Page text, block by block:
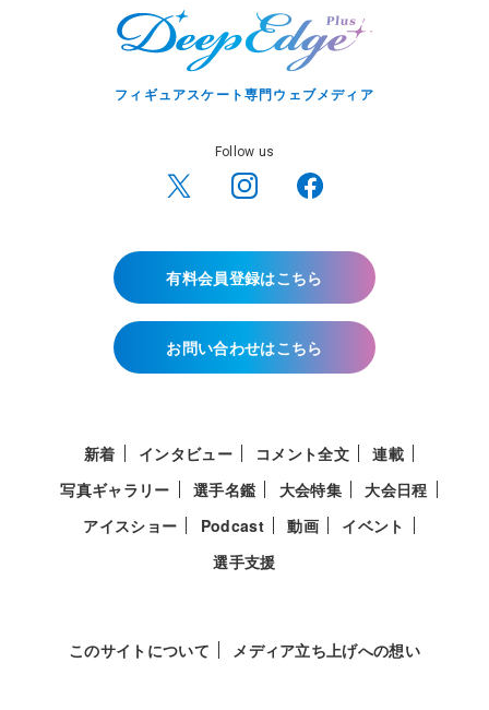
フィギュアスケート専門ウェブメディア
Follow us
有料会員登録はこちら
お問い合わせはこちら
新着 インタビュー コメント全文
連載
写真ギャラリー
選手名鑑 大会特集
大会日程
アイスショー
Podcast 動画
イベント
選手支援
このサイトについて メディア立ち上げへの想い